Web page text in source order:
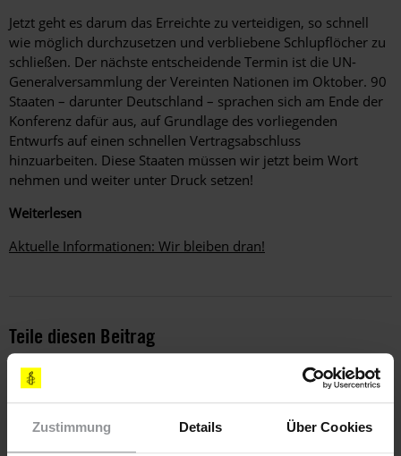
Zustimmung Details Über Cookies
Jetzt geht es darum das Erreichte zu verteidigen, so schnell
wie möglich durchzusetzen und verbliebene Schlupflöcher zu
schließen. Der nächste entscheidende Termin ist die UN-
Generalversammlung der Vereinten Nationen im Oktober. 90
Staaten – darunter Deutschland – sprachen sich am Ende der
Konferenz dafür aus, auf Grundlage des vorliegenden
Entwurfs auf einen schnellen Vertragsabschluss
hinzuarbeiten. Diese Staaten müssen wir jetzt beim Wort
nehmen und weiter unter Druck setzen!
Weiterlesen
Aktuelle Informationen: Wir bleiben dran!
Teile diesen Beitrag